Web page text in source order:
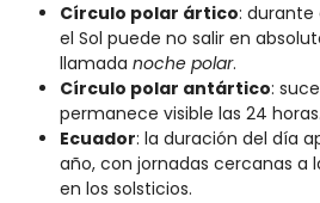
Círculo polar ártico: durante
el Sol puede no salir en
llamada noche polar.
Círculo polar antártico:
permanece visible las 24 horas.
Ecuador: la duración del día
año, con jornadas cercanas a
en los solsticios.